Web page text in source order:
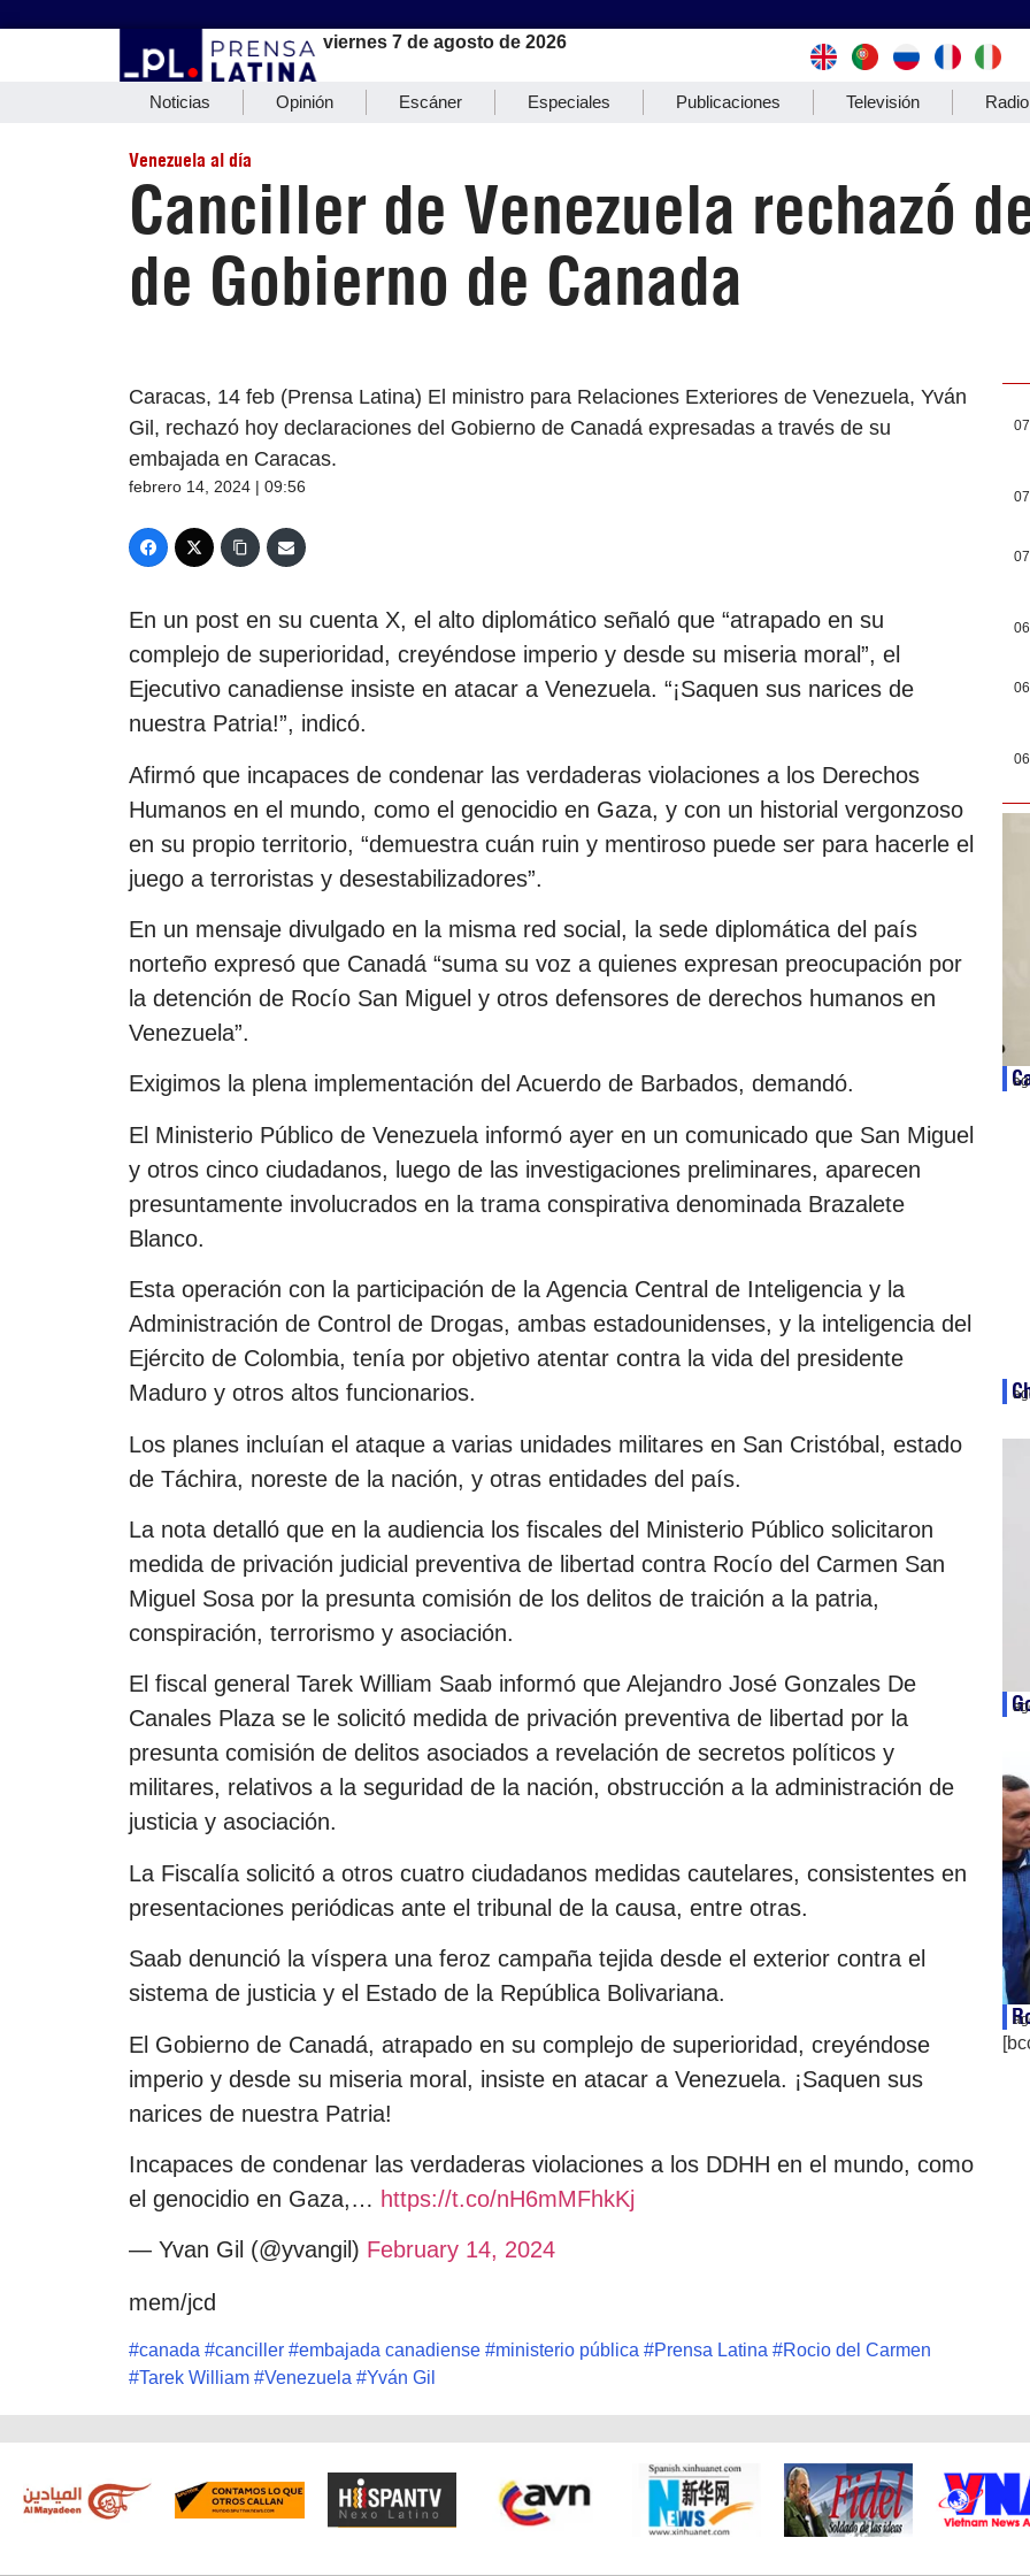
viernes 7 de agosto de 2026
Noticias Opinión Escáner Especiales Publicaciones Televisión Radio
Venezuela al día
Canciller de Venezuela rechazó
de Gobierno de Canada
Caracas, 14 feb (Prensa Latina) El ministro para Relaciones Exteriores de Venezuela, Yván
Gil, rechazó hoy declaraciones del Gobierno de Canadá expresadas a través de su
embajada en Caracas.
febrero 14, 2024 | 09:56
En un post en su cuenta X, el alto diplomático señaló que “atrapado en su
complejo de superioridad, creyéndose imperio y desde su miseria moral”, el
Ejecutivo canadiense insiste en atacar a Venezuela. “¡Saquen sus narices de
nuestra Patria!”, indicó.
Afirmó que incapaces de condenar las verdaderas violaciones a los Derechos
Humanos en el mundo, como el genocidio en Gaza, y con un historial vergonzoso
en su propio territorio, “demuestra cuán ruin y mentiroso puede ser para hacerle el
juego a terroristas y desestabilizadores”.
En un mensaje divulgado en la misma red social, la sede diplomática del país
norteño expresó que Canadá “suma su voz a quienes expresan preocupación por
la detención de Rocío San Miguel y otros defensores de derechos humanos en
Venezuela”.
Exigimos la plena implementación del Acuerdo de Barbados, demandó.
El Ministerio Público de Venezuela informó ayer en un comunicado que San Miguel
y otros cinco ciudadanos, luego de las investigaciones preliminares, aparecen
presuntamente involucrados en la trama conspirativa denominada Brazalete
Blanco.
Esta operación con la participación de la Agencia Central de Inteligencia y la
Administración de Control de Drogas, ambas estadounidenses, y la inteligencia del
Ejército de Colombia, tenía por objetivo atentar contra la vida del presidente
Maduro y otros altos funcionarios.
Los planes incluían el ataque a varias unidades militares en San Cristóbal, estado
de Táchira, noreste de la nación, y otras entidades del país.
La nota detalló que en la audiencia los fiscales del Ministerio Público solicitaron
medida de privación judicial preventiva de libertad contra Rocío del Carmen San
Miguel Sosa por la presunta comisión de los delitos de traición a la patria,
conspiración, terrorismo y asociación.
El fiscal general Tarek William Saab informó que Alejandro José Gonzales De
Canales Plaza se le solicitó medida de privación preventiva de libertad por la
presunta comisión de delitos asociados a revelación de secretos políticos y
militares, relativos a la seguridad de la nación, obstrucción a la administración de
justicia y asociación.
La Fiscalía solicitó a otros cuatro ciudadanos medidas cautelares, consistentes en
presentaciones periódicas ante el tribunal de la causa, entre otras.
Saab denunció la víspera una feroz campaña tejida desde el exterior contra el
sistema de justicia y el Estado de la República Bolivariana.
El Gobierno de Canadá, atrapado en su complejo de superioridad, creyéndose
imperio y desde su miseria moral, insiste en atacar a Venezuela. ¡Saquen sus
narices de nuestra Patria!
Incapaces de condenar las verdaderas violaciones a los DDHH en el mundo, como
el genocidio en Gaza,… https://t.co/nH6mMFhkKj
— Yvan Gil (@yvangil) February 14, 2024
mem/jcd
#canada #canciller #embajada canadiense #ministerio pública #Prensa Latina #Rocio del Carmen
#Tarek William #Venezuela #Yván Gil